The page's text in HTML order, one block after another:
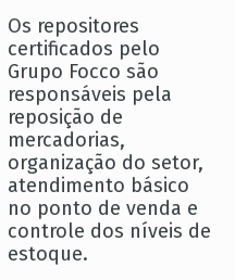
Os repositores
certificados pelo
Grupo Focco são
responsáveis pela
reposição de
mercadorias,
organização do setor,
atendimento básico
no ponto de venda e
controle dos níveis de
estoque.